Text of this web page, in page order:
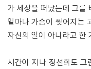
가 세상을 떠났는데 그를
얼마나 가슴이 찢어지는
자신의 일이 아니라고 한
시간이 지나 정선희도 그